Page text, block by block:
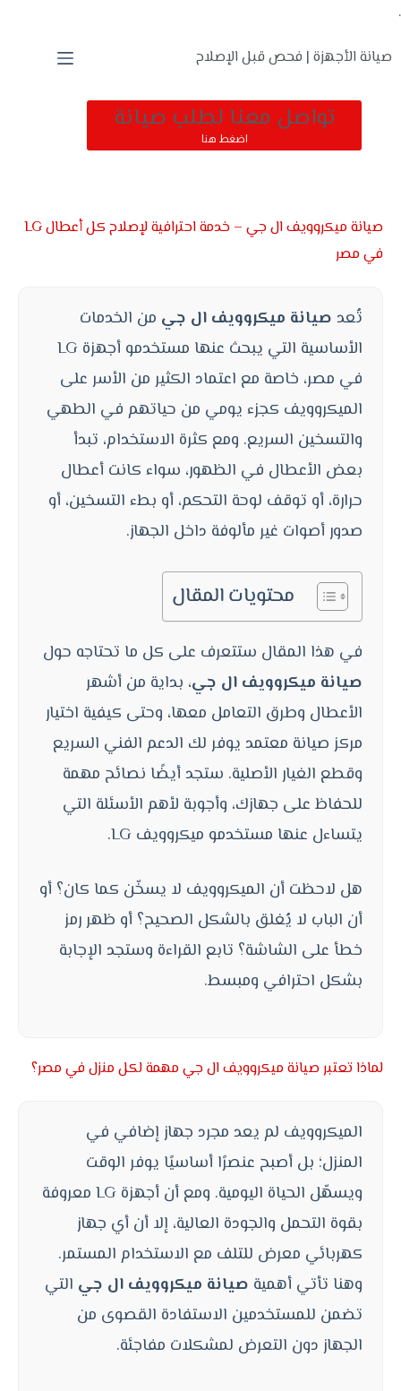
.
صيانة الأجهزة | فحص قبل الإصلاح
تواصل معنا لطلب صيانة
اضغط هنا
صيانة ميكروويف ال جي – خدمة احترافية لإصلاح كل أعطال LG
في مصر
تُعد صيانة ميكروويف ال جي من الخدمات
الأساسية التي يبحث عنها مستخدمو أجهزة LG
في مصر، خاصة مع اعتماد الكثير من الأسر على
الميكروويف كجزء يومي من حياتهم في الطهي
والتسخين السريع. ومع كثرة الاستخدام، تبدأ
بعض الأعطال في الظهور، سواء كانت أعطال
حرارة، أو توقف لوحة التحكم، أو بطء التسخين، أو
صدور أصوات غير مألوفة داخل الجهاز.
محتويات المقال
في هذا المقال ستتعرف على كل ما تحتاجه حول
صيانة ميكروويف ال جي، بداية من أشهر
الأعطال وطرق التعامل معها، وحتى كيفية اختيار
مركز صيانة معتمد يوفر لك الدعم الفني السريع
وقطع الغيار الأصلية. ستجد أيضًا نصائح مهمة
للحفاظ على جهازك، وأجوبة لأهم الأسئلة التي
يتساءل عنها مستخدمو ميكروويف LG.
هل لاحظت أن الميكروويف لا يسخّن كما كان؟ أو
أن الباب لا يُغلق بالشكل الصحيح؟ أو ظهر رمز
خطأ على الشاشة؟ تابع القراءة وستجد الإجابة
بشكل احترافي ومبسط.
لماذا تعتبر صيانة ميكروويف ال جي مهمة لكل منزل في مصر؟
الميكروويف لم يعد مجرد جهاز إضافي في
المنزل؛ بل أصبح عنصرًا أساسيًا يوفر الوقت
ويسهّل الحياة اليومية. ومع أن أجهزة LG معروفة
بقوة التحمل والجودة العالية، إلا أن أي جهاز
كهربائي معرض للتلف مع الاستخدام المستمر.
وهنا تأتي أهمية صيانة ميكروويف ال جي التي
تضمن للمستخدمين الاستفادة القصوى من
الجهاز دون التعرض لمشكلات مفاجئة.